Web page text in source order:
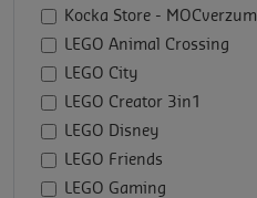
Kocka Store - MOCverzum
LEGO Animal Crossing
LEGO City
LEGO Creator 3in1
LEGO Disney
LEGO Friends
LEGO Gaming